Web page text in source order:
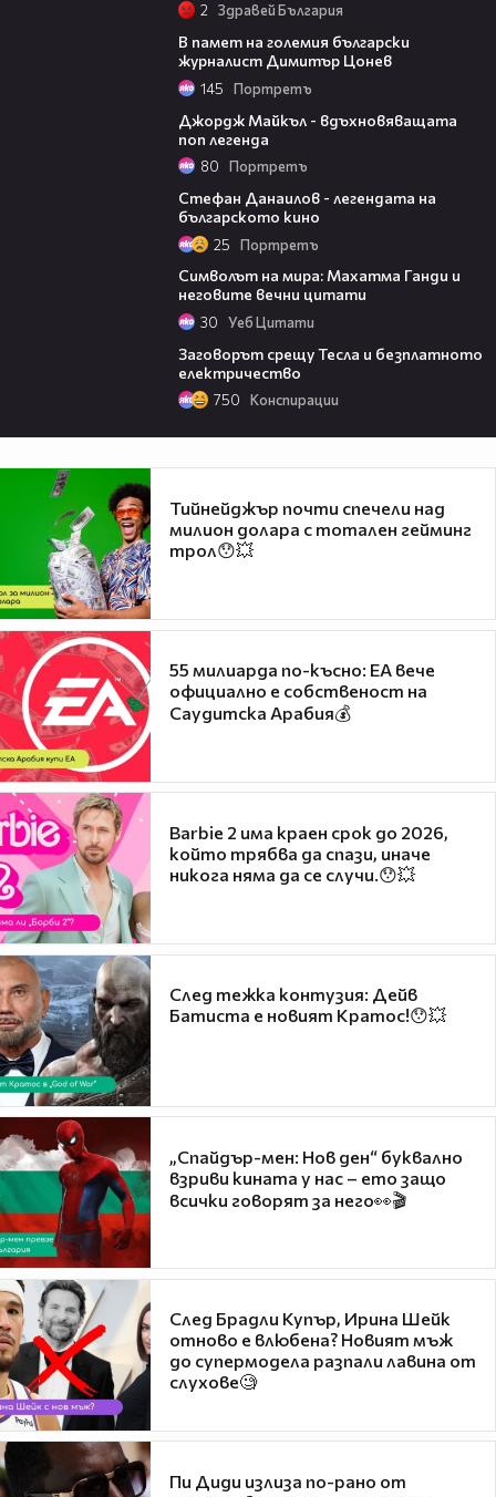
2 Здравей България
В памет на големия български
журналист Димитър Цонев
145 Портретъ
Джордж Майкъл - вдъхновяващата
поп легенда
80 Портретъ
Стефан Данаилов - легендата на
българското кино
25 Портретъ
Символът на мира: Махатма Ганди и
неговите вечни цитати
30 Уеб Цитати
Заговорът срещу Тесла и безплатното
електричество
750 Конспирации
Тийнейджър почти спечели над
милион долара с тотален гейминг
трол😯💥
55 милиарда по-късно: EA вече
официално е собственост на
Саудитска Арабия💰
Barbie 2 има краен срок до 2026,
който трябва да спази, иначе
никога няма да се случи.😯💥
След тежка контузия: Дейв
Батиста е новият Кратос!😯💥
„Спайдър-мен: Нов ден“ буквално
взриви кината у нас – ето защо
всички говорят за него👀🎬
След Брадли Купър, Ирина Шейк
отново е влюбена? Новият мъж
до супермодела разпали лавина от
слухове🧐
Пи Диди излиза по-рано от